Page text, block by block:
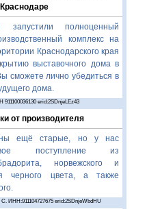
Краснодаре
запустили полноценный
комплекс на
Краснодарского края
выставочного дома в
сможете лично убедиться в
дома.
erid:2SDnjeLEz43
от производителя
ещё старые, но у нас
поступление из
норвежского и
черного цвета, а также
ИНН:911104727675 erid:2SDnjeWbdHU